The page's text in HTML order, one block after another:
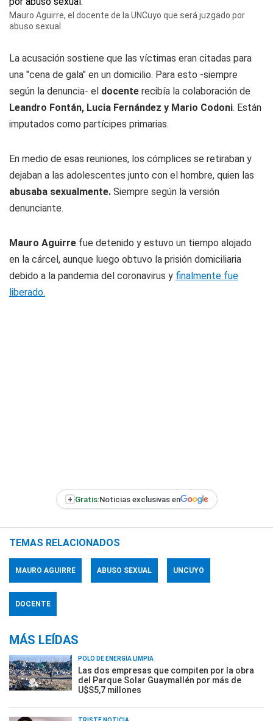
Mauro Aguirre, el docente de la UNCuyo que será juzgado por
abuso sexual.
La acusación sostiene que las víctimas eran citadas para
una "cena de gala" en un domicilio. Para esto -siempre
según la denuncia- el docente recibía la colaboración de
Leandro Fontán, Lucia Fernández y Mario Codoni. Están
imputados como partícipes primarias.
En medio de esas reuniones, los cómplices se retiraban y
dejaban a las adolescentes junto con el hombre, quien las
abusaba sexualmente. Siempre según la versión
denunciante.
Mauro Aguirre fue detenido y estuvo un tiempo alojado
en la cárcel, aunque luego obtuvo la prisión domiciliaria
debido a la pandemia del coronavirus y finalmente fue
liberado.
+ Gratis:Noticias exclusivas en
TEMAS RELACIONADOS
MAURO AGUIRRE ABUSO SEXUAL UNCUYO
DOCENTE
MÁS LEÍDAS
POLO DE ENERGÍA LIMPIA
Las dos empresas que compiten por la obra
del Parque Solar Guaymallén por más de
U$S5,7 millones